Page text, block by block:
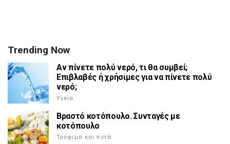
Trending Now
Αν πίνετε πολύ νερό, τι θα συμβεί;
Επιβλαβές ή χρήσιμες για να πίνετε πολύ
νερό;
Υγεία
Βραστό κοτόπουλο. Συνταγές με
κοτόπουλο
Τρόφιμα και ποτά